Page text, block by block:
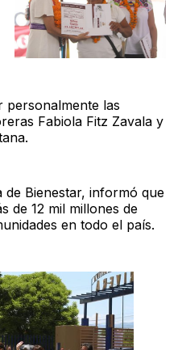
personalmente las
Fabiola Fitz Zavala y
Bienestar, informó que
de 12 mil millones de
en todo el país.